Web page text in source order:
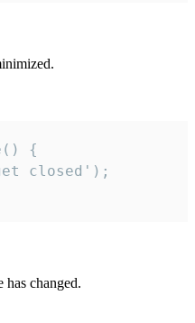
{
closed');
has changed.